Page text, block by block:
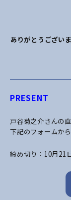
――ありがとうござい
PRESENT
戸谷菊之介さんの
下記のフォームか
締め切り：10月21